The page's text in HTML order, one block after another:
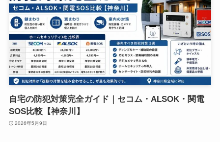
自宅の防犯対策完全ガイド｜セコム・ALSOK・関電
SOS比較【神奈川】
2026年5月9日